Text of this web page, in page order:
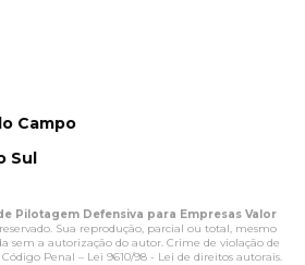
Campo
Sul
Pilotagem Defensiva para Empresas Valor
Sua reprodução, parcial ou total, mesmo
sem a autorização do autor. Crime de violação de
Penal – Lei 9610/98 - Lei de direitos autorais.